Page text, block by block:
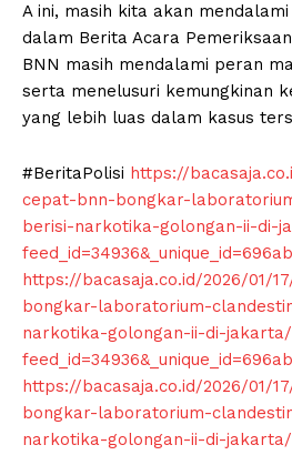
A ini, masih kita akan
dalam Berita Acara
BNN masih mendalami peran
serta menelusuri kemungkinan
yang lebih luas dalam kasus
#BeritaPolisi https://
cepat-bnn-bongkar-
berisi-narkotika-golongan-ii-di-
https://bacasaja.co.id/2026/01/
bongkar-laboratorium-
narkotika-golongan-ii-di-
https://bacasaja.co.id/2026/01/
bongkar-laboratorium-
narkotika-golongan-ii-di-